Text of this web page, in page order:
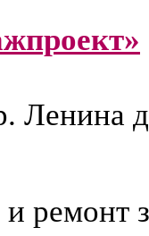
Ленина
и ремонт